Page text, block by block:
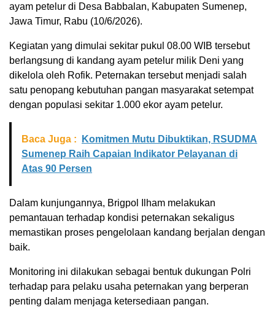
ayam petelur di Desa Babbalan, Kabupaten Sumenep,
Jawa Timur, Rabu (10/6/2026).
Kegiatan yang dimulai sekitar pukul 08.00 WIB tersebut
berlangsung di kandang ayam petelur milik Deni yang
dikelola oleh Rofik. Peternakan tersebut menjadi salah
satu penopang kebutuhan pangan masyarakat setempat
dengan populasi sekitar 1.000 ekor ayam petelur.
Baca Juga :
Komitmen Mutu Dibuktikan, RSUDMA
Sumenep Raih Capaian Indikator Pelayanan di
Atas 90 Persen
Dalam kunjungannya, Brigpol Ilham melakukan
pemantauan terhadap kondisi peternakan sekaligus
memastikan proses pengelolaan kandang berjalan dengan
baik.
Monitoring ini dilakukan sebagai bentuk dukungan Polri
terhadap para pelaku usaha peternakan yang berperan
penting dalam menjaga ketersediaan pangan.